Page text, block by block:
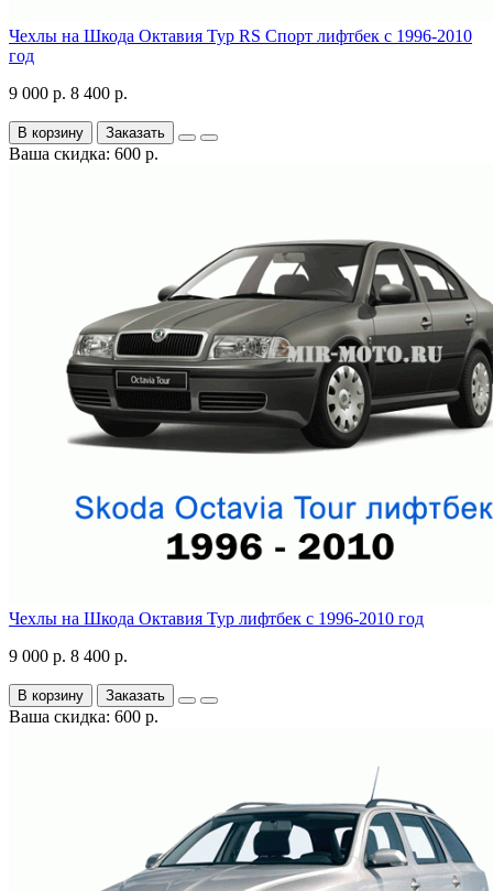
Чехлы на Шкода Октавия Тур RS Спорт лифтбек с 1996-2010
год
9 000 р. 8 400 р.
В корзину Заказать
Ваша скидка: 600 р.
Чехлы на Шкода Октавия Тур лифтбек с 1996-2010 год
9 000 р. 8 400 р.
В корзину Заказать
Ваша скидка: 600 р.